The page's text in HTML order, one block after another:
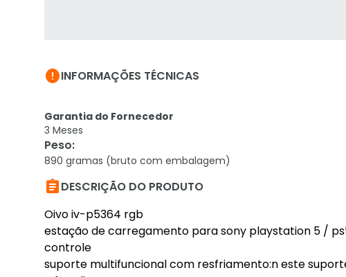
INFORMAÇÕES TÉCNICAS
Garantia do Fornecedor
3 Meses
Peso:
890 gramas (bruto com embalagem)
DESCRIÇÃO DO PRODUTO
Oivo iv-p5364 rgb
estação de carregamento para sony playstation 5 /
controle
suporte multifuncional com resfriamento:n este